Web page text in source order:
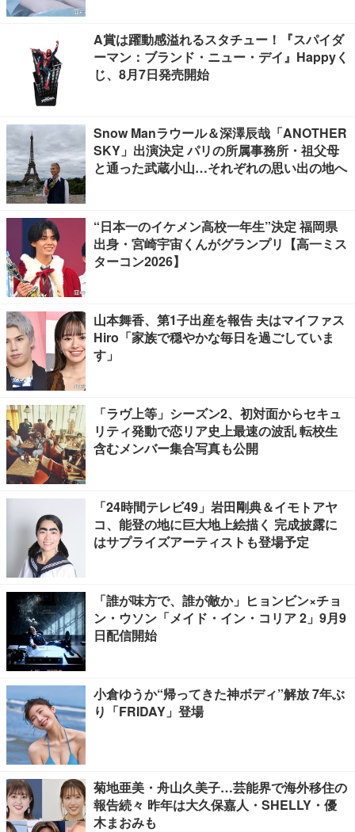
A賞は躍動感溢れるスタチュー！『スパイダ
ーマン：ブランド・ニュー・デイ』Happyく
じ、8月7日発売開始
Snow Manラウール＆深澤辰哉「ANOTHER
SKY」出演決定 パリの所属事務所・祖父母
と通った武蔵小山…それぞれの思い出の地へ
“日本一のイケメン高校一年生”決定 福岡県
出身・宮崎宇宙くんがグランプリ【高一ミス
ターコン2026】
山本舞香、第1子出産を報告 夫はマイファス
Hiro「家族で穏やかな毎日を過ごしていま
す」
「ラヴ上等」シーズン2、初対面からセキュ
リティ発動で恋リア史上最速の波乱 転校生
含むメンバー集合写真も公開
「24時間テレビ49」岩田剛典＆イモトアヤ
コ、能登の地に巨大地上絵描く 完成披露に
はサプライズアーティストも登場予定
「誰が味方で、誰が敵か」ヒョンビン×チョ
ン・ウソン「メイド・イン・コリア 2」9月9
日配信開始
小倉ゆうか“帰ってきた神ボディ”解放 7年ぶ
り「FRIDAY」登場
菊地亜美・舟山久美子…芸能界で海外移住の
報告続々 昨年は大久保嘉人・SHELLY・優
木まおみも